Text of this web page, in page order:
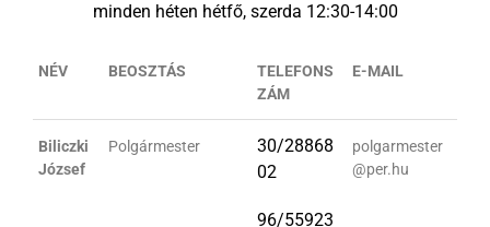
minden héten hétfő, szerda 12:30-14:00
NÉV BEOSZTÁS
TELEFONS
ZÁM
E-MAIL
Biliczki
József
Polgármester
30/28868
02
96/55923
polgarmester
@per.hu